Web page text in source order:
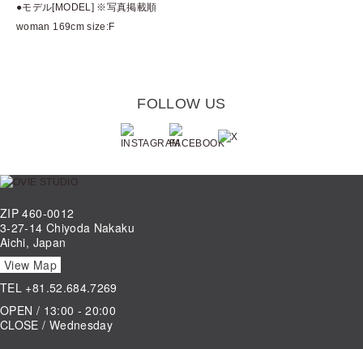
●モデル[MODEL] ※写真掲載順
woman 169cm size:F
FOLLOW US
ZIP 460-0012
3-27-14 Chiyoda Nakaku
Aichi, Japan
View Map
TEL +81.52.684.7269
OPEN / 13:00 - 20:00
CLOSE / Wednesday